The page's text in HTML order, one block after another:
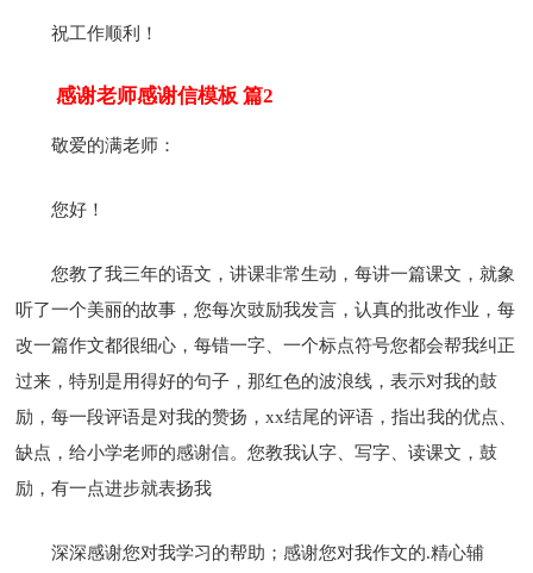
祝工作顺利！
感谢老师感谢信模板 篇2
敬爱的满老师：
您好！
您教了我三年的语文，讲课非常生动，每讲一篇课文，就象
听了一个美丽的故事，您每次豉励我发言，认真的批改作业，每
改一篇作文都很细心，每错一字、一个标点符号您都会帮我纠正
过来，特别是用得好的句子，那红色的波浪线，表示对我的鼓
励，每一段评语是对我的赞扬，xx结尾的评语，指出我的优点、
缺点，给小学老师的感谢信。您教我认字、写字、读课文，鼓
励，有一点进步就表扬我
深深感谢您对我学习的帮助；感谢您对我作文的.精心辅